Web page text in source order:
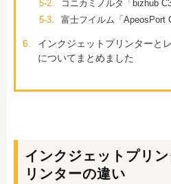
5-2.
コニカミノルタ「bizhub
5-3.
富士フイルム「ApeosPort
6.
インクジェットプリンターと
についてまとめました
インクジェットプリ
リンターの違い